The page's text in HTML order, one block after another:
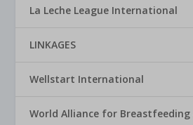
La Leche League International
LINKAGES
Wellstart International
World Alliance for Breastfeeding